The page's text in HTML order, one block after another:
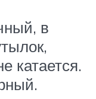
в
катается.